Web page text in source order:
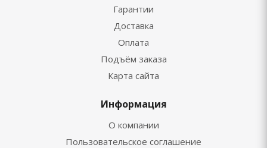
Гарантии
Доставка
Оплата
Подъём заказа
Карта сайта
Информация
О компании
Пользовательское соглашение